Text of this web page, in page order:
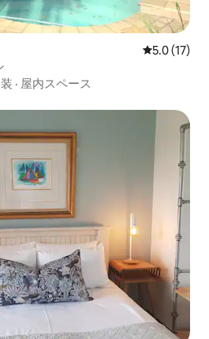
レビュー17
5.0 (17)
· 屋内スペース